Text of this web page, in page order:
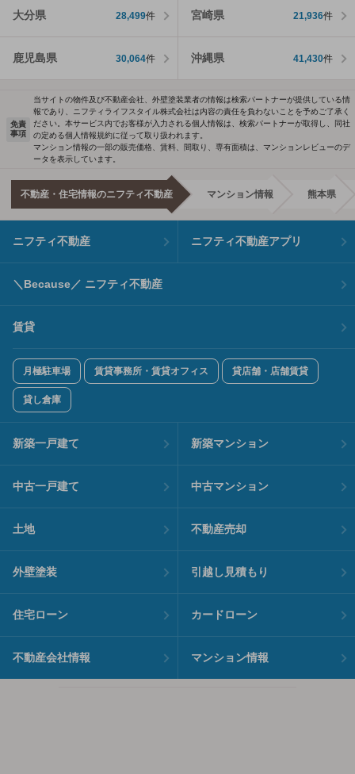
大分県 28,499件 宮崎県 21,936件
鹿児島県 30,064件 沖縄県 41,430件
免責
事項
当サイトの物件及び不動産会社、外壁塗装業者の情報は検索パートナーが提供している情
報であり、ニフティライフスタイル株式会社は内容の責任を負わないことを予めご了承く
ださい。本サービス内でお客様が入力される個人情報は、検索パートナーが取得し、同社
の定める個人情報規約に従って取り扱われます。
マンション情報の一部の販売価格、賃料、間取り、専有面積は、マンションレビューのデ
ータを表示しています。
不動産・住宅情報のニフティ不動産 マンション情報 熊本県
ニフティ不動産 ニフティ不動産アプリ
＼Because／ ニフティ不動産
賃貸
月極駐車場 賃貸事務所・賃貸オフィス 貸店舗・店舗賃貸
貸し倉庫
新築一戸建て 新築マンション
中古一戸建て 中古マンション
土地 不動産売却
外壁塗装 引越し見積もり
住宅ローン カードローン
不動産会社情報 マンション情報